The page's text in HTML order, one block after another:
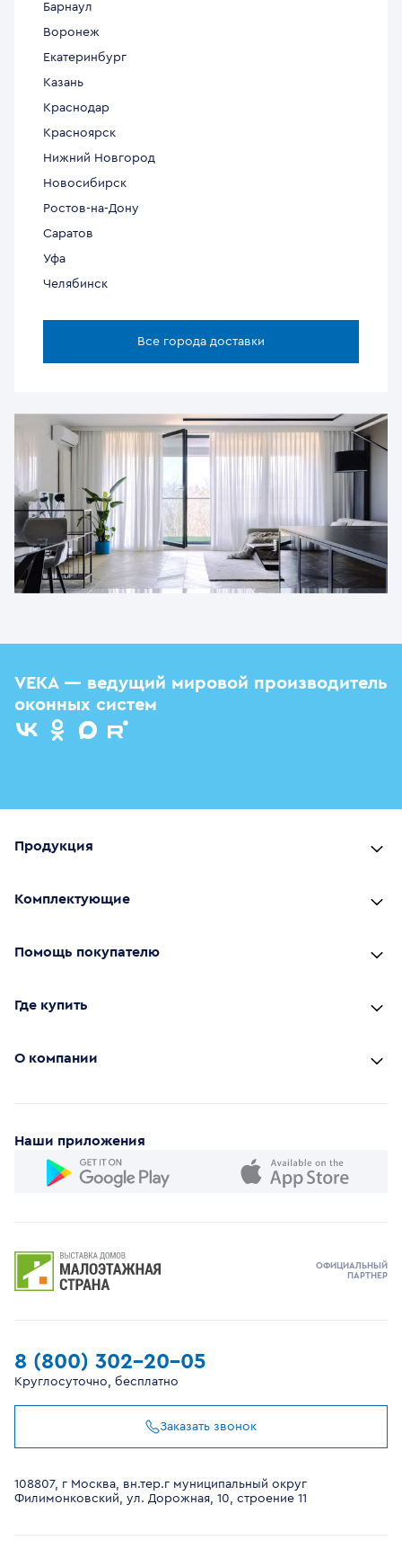
Барнаул
Воронеж
Екатеринбург
Казань
Краснодар
Красноярск
Нижний Новгород
Новосибирск
Ростов-на-Дону
Саратов
Уфа
Челябинск
Все города доставки
VEKA — ведущий мировой производитель
оконных систем
Продукция
Комплектующие
Помощь покупателю
Где купить
О компании
Наши приложения
8 (800) 302-20-05
Круглосуточно, бесплатно
Заказать звонок
ОФИЦИАЛЬНЫЙ
ПАРТНЕР
108807, г Москва, вн.тер.г муниципальный округ
Филимонковский, ул. Дорожная, 10, строение 11